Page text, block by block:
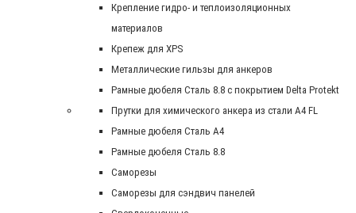
Крепление гидро- и теплоизоляционных
материалов
Крепеж для XPS
Металлические гильзы для анкеров
Рамные дюбеля Сталь 8.8 с покрытием Delta Protekt
Прутки для химического анкера из стали А4 FL
Рамные дюбеля Сталь A4
Рамные дюбеля Сталь 8.8
Саморезы
Саморезы для сэндвич панелей